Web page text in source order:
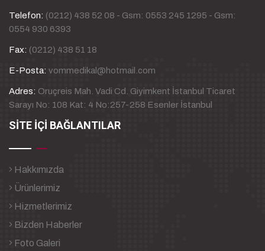
Telefon: (0212) 438 52 08 - Gsm: 0553 245 1295 - Gsm:
0554 930 6393
Fax: (0212) 438 51 18
E-Posta: vommedikal@hotmail.com
Adres: Oruçreis Mah. Vadi Cd. Giyimkent İstanbul Ticaret
Sarayı No: 108 Kat: 4 No:257-258 Esenler İstanbul
SİTE İÇİ BAĞLANTILAR
Hakkımızda
Ürünlerimiz
Hizmetlerimiz
Bizden Haberler
Foto Galeri